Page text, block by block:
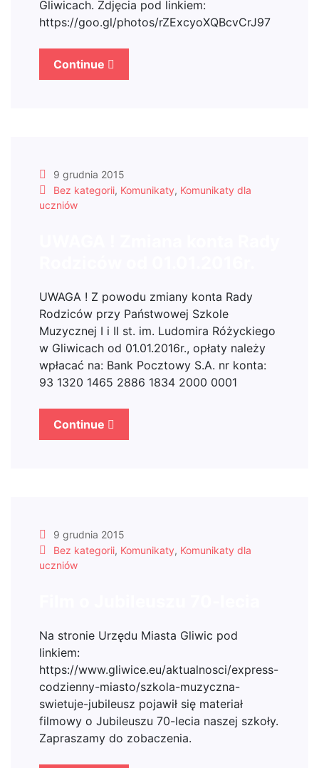
Gliwicach. Zdjęcia pod linkiem:
https://goo.gl/photos/rZExcyoXQBcvCrJ97
Continue
9 grudnia 2015
Bez kategorii, Komunikaty, Komunikaty dla
uczniów
UWAGA ! Z powodu zmiany konta Rady
Rodziców przy Państwowej Szkole
Muzycznej I i II st. im. Ludomira Różyckiego
w Gliwicach od 01.01.2016r., opłaty należy
wpłacać na: Bank Pocztowy S.A. nr konta:
93 1320 1465 2886 1834 2000 0001
Continue
9 grudnia 2015
Bez kategorii, Komunikaty, Komunikaty dla
uczniów
Na stronie Urzędu Miasta Gliwic pod
linkiem:
https://www.gliwice.eu/aktualnosci/express-
codzienny-miasto/szkola-muzyczna-
swietuje-jubileusz pojawił się materiał
filmowy o Jubileuszu 70-lecia naszej szkoły.
Zapraszamy do zobaczenia.